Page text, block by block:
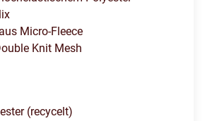
Micro-Fleece
Knit Mesh
(recycelt)